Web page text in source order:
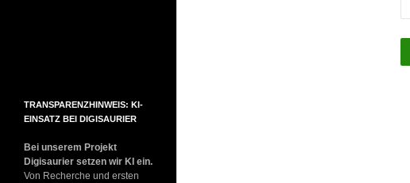
TRANSPARENZHINWEIS: KI-
EINSATZ BEI DIGISAURIER
Bei unserem Projekt
Digisaurier setzen wir KI ein.
Von Recherche und ersten